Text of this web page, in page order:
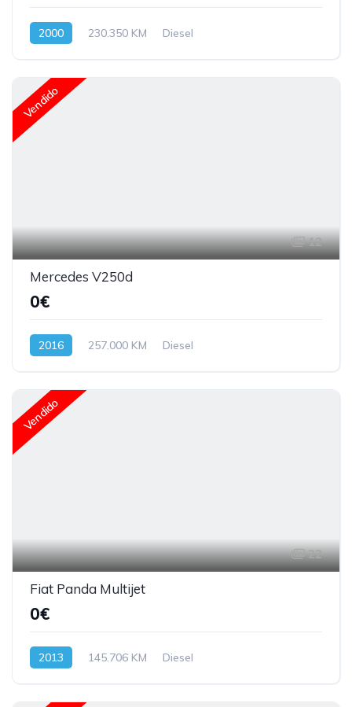
2000 230.350 KM Diesel
Vendido
12
Mercedes V250d
0€
2016 257.000 KM Diesel
Vendido
22
Fiat Panda Multijet
0€
2013 145.706 KM Diesel